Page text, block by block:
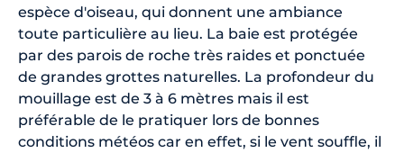
espèce d'oiseau, qui donnent une ambiance
toute particulière au lieu. La baie est protégée
par des parois de roche très raides et ponctuée
de grandes grottes naturelles. La profondeur du
mouillage est de 3 à 6 mètres mais il est
préférable de le pratiquer lors de bonnes
conditions météos car en effet, si le vent souffle, il